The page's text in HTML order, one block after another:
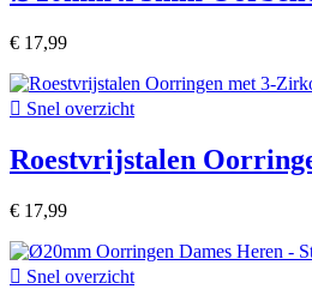
€ 17,99
 Snel overzicht
Roestvrijstalen
€ 17,99
 Snel overzicht